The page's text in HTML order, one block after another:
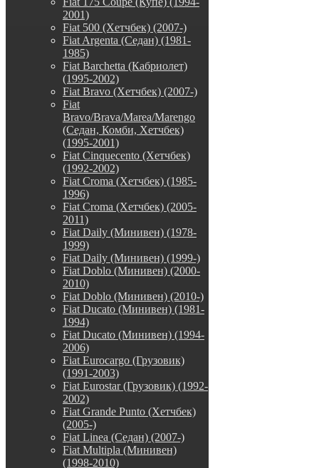
2001)
Fiat 500 (Хетчбек) (2007-)
Fiat Argenta (Седан) (1981-
1985)
Fiat Barchetta (Кабриолет)
(1995-2002)
Fiat Bravo (Хетчбек) (2007-)
Fiat
Bravo/Brava/Marea/Marengo
(Седан, Комби, Хетчбек)
(1995-2001)
Fiat Cinquecento (Хетчбек)
(1992-2002)
Fiat Croma (Хетчбек) (1985-
1996)
Fiat Croma (Хетчбек) (2005-
2011)
Fiat Daily (Минивен) (1978-
1999)
Fiat Daily (Минивен) (1999-)
Fiat Doblo (Минивен) (2000-
2010)
Fiat Doblo (Минивен) (2010-)
Fiat Ducato (Минивен) (1981-
1994)
Fiat Ducato (Минивен) (1994-
2006)
Fiat Eurocargo (Грузовик)
(1991-2003)
Fiat Eurostar (Грузовик) (1992-
2002)
Fiat Grande Punto (Хетчбек)
(2005-)
Fiat Linea (Седан) (2007-)
Fiat Multipla (Минивен)
(1998-2010)